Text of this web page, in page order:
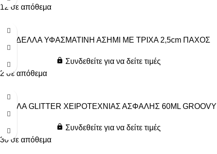
12 σε απόθεμα
ΚΟΡΔΕΛΛΑ ΥΦΑΣΜΑΤΙΝΗ ΑΣΗΜΙ ΜΕ ΤΡΙΧΑ 2,5cm ΠΑΧΟΣ
Συνδεθείτε για να δείτε τιμές
2 σε απόθεμα
ΚΟΛΛΑ GLITTER ΧΕΙΡΟΤΕΧΝΙΑΣ ΑΣΦΑΛΗΣ 60ML GROOVY
Συνδεθείτε για να δείτε τιμές
30 σε απόθεμα